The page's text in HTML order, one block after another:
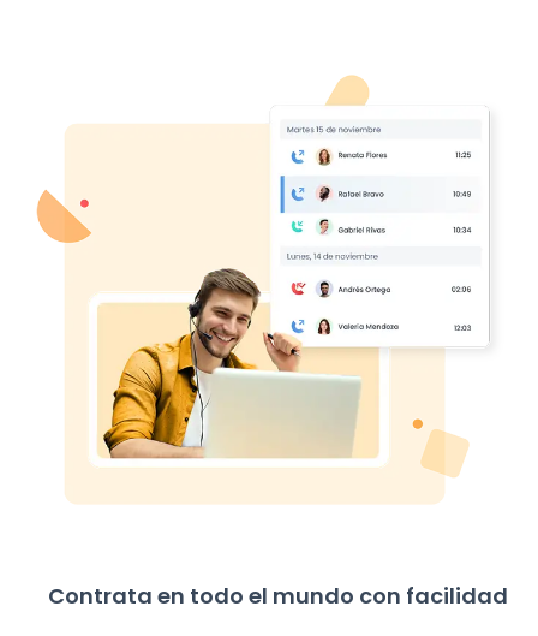
Contrata en todo el mundo con facilidad